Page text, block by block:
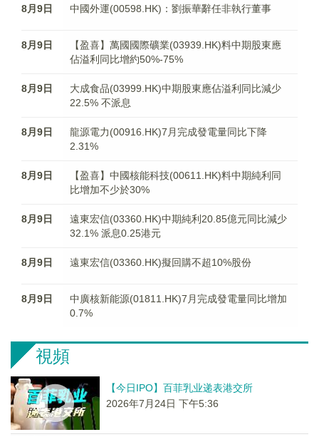
8月9日 中國外運(00598.HK)：劉振華辭任非執行董事
8月9日
【盈喜】萬國國際礦業(03939.HK)料中期股東應
佔溢利同比增約50%-75%
8月9日
大成食品(03999.HK)中期股東應佔溢利同比減少
22.5% 不派息
8月9日
龍源電力(00916.HK)7月完成發電量同比下降
2.31%
8月9日
【盈喜】中國核能科技(00611.HK)料中期純利同
比增加不少於30%
8月9日
遠東宏信(03360.HK)中期純利20.85億元同比減少
32.1% 派息0.25港元
8月9日 遠東宏信(03360.HK)擬回購不超10%股份
8月9日
中廣核新能源(01811.HK)7月完成發電量同比增加
0.7%
視頻
【今日IPO】百菲乳业递表港交所
2026年7月24日 下午5:36